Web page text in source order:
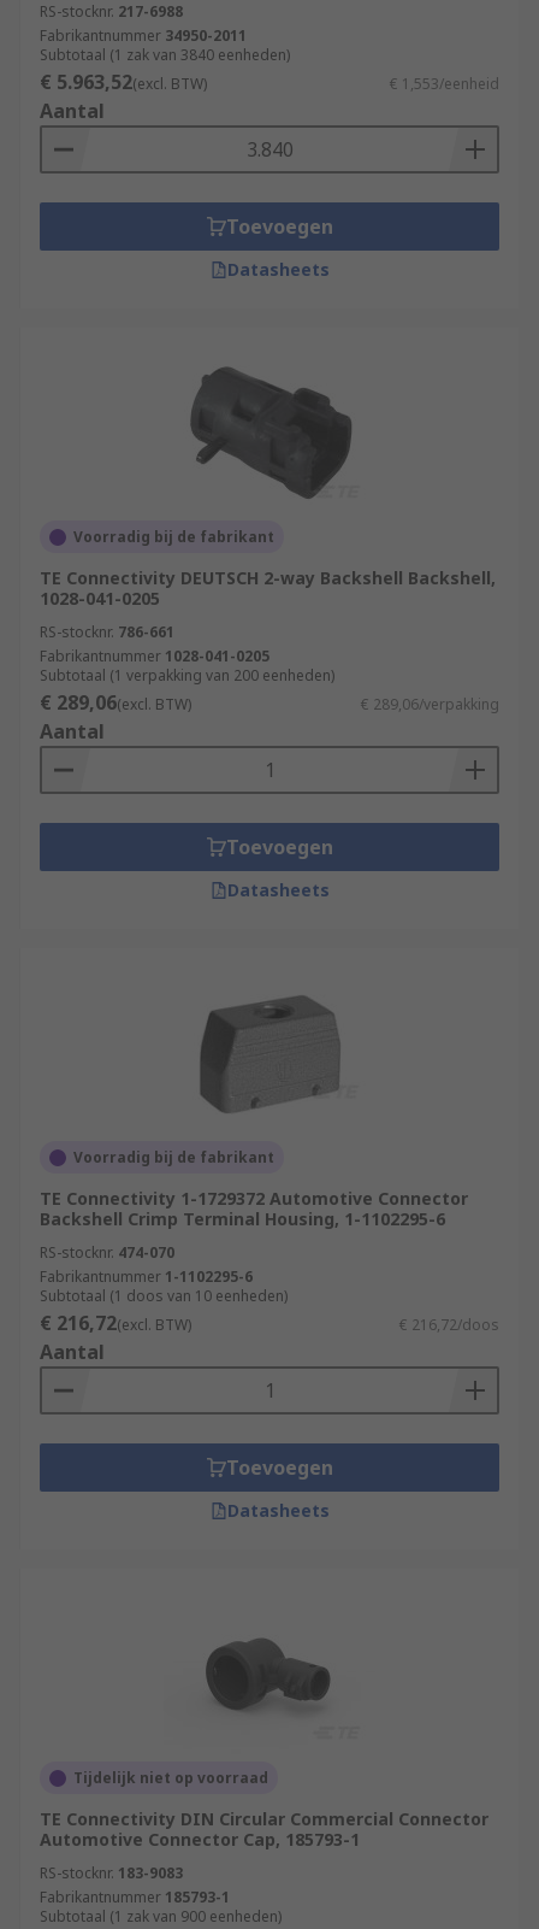
RS-stocknr. 217-6988
Fabrikantnummer 34950-2011
Subtotaal (1 zak van 3840 eenheden)
€ 5.963,52(excl. BTW) € 1,553/eenheid
Aantal
Toevoegen
Datasheets
Voorradig bij de fabrikant
TE Connectivity DEUTSCH 2-way Backshell Backshell,
1028-041-0205
RS-stocknr. 786-661
Fabrikantnummer 1028-041-0205
Subtotaal (1 verpakking van 200 eenheden)
€ 289,06(excl. BTW) € 289,06/verpakking
Aantal
Toevoegen
Datasheets
Voorradig bij de fabrikant
TE Connectivity 1-1729372 Automotive Connector
Backshell Crimp Terminal Housing, 1-1102295-6
RS-stocknr. 474-070
Fabrikantnummer 1-1102295-6
Subtotaal (1 doos van 10 eenheden)
€ 216,72(excl. BTW) € 216,72/doos
Aantal
Toevoegen
Datasheets
Tijdelijk niet op voorraad
TE Connectivity DIN Circular Commercial Connector
Automotive Connector Cap, 185793-1
RS-stocknr. 183-9083
Fabrikantnummer 185793-1
Subtotaal (1 zak van 900 eenheden)